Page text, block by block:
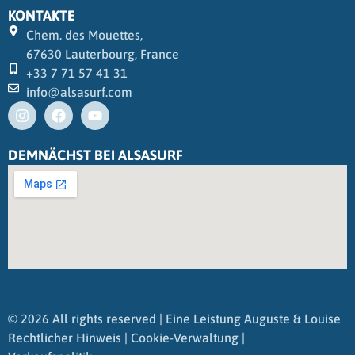
KONTAKTE
Chem. des Mouettes,
67630 Lauterbourg, France
+33 7 71 57 41 31
info@alsasurf.com
DEMNÄCHST BEI ALSASURF
© 2026 All rights reserved | Eine Leistung Auguste & Louise
Rechtlicher Hinweis | Cookie-Verwaltung |